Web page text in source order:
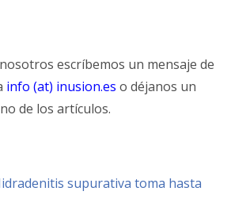
escríbemos un mensaje de
info (at) inusion.es o déjanos un
de los artículos.
supurativa toma hasta